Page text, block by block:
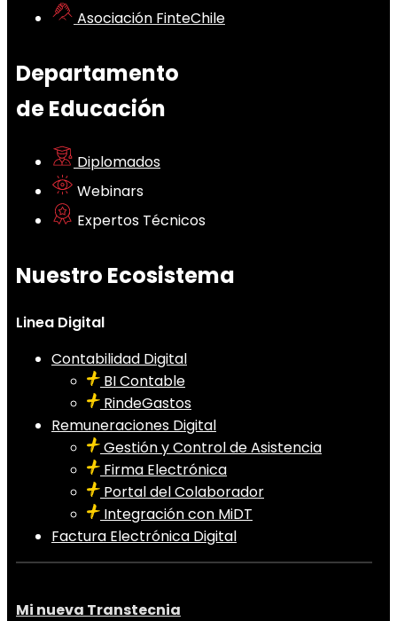
Asociación FinteChile
Departamento
de Educación
Diplomados
Webinars
Expertos Técnicos
Nuestro Ecosistema
Linea Digital
Contabilidad Digital
BI Contable
RindeGastos
Remuneraciones Digital
Gestión y Control de Asistencia
Firma Electrónica
Portal del Colaborador
Integración con MiDT
Factura Electrónica Digital
Mi nueva Transtecnia